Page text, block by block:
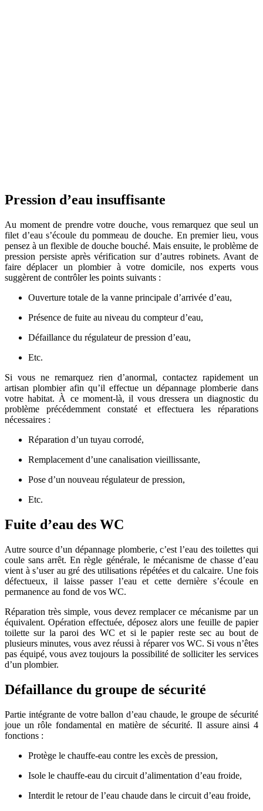
Pression d’eau insuffisante
Au moment de prendre votre douche, vous remarquez que seul un
filet d’eau s’écoule du pommeau de douche. En premier lieu, vous
pensez à un flexible de douche bouché. Mais ensuite, le problème de
pression persiste après vérification sur d’autres robinets. Avant de
faire déplacer un plombier à votre domicile, nos experts vous
suggèrent de contrôler les points suivants :
Ouverture totale de la vanne principale d’arrivée d’eau,
Présence de fuite au niveau du compteur d’eau,
Défaillance du régulateur de pression d’eau,
Etc.
Si vous ne remarquez rien d’anormal, contactez rapidement un
artisan plombier afin qu’il effectue un dépannage plomberie dans
votre habitat. À ce moment-là, il vous dressera un diagnostic du
problème précédemment constaté et effectuera les réparations
nécessaires :
Réparation d’un tuyau corrodé,
Remplacement d’une canalisation vieillissante,
Pose d’un nouveau régulateur de pression,
Etc.
Fuite d’eau des WC
Autre source d’un dépannage plomberie, c’est l’eau des toilettes qui
coule sans arrêt. En règle générale, le mécanisme de chasse d’eau
vient à s’user au gré des utilisations répétées et du calcaire. Une fois
défectueux, il laisse passer l’eau et cette dernière s’écoule en
permanence au fond de vos WC.
Réparation très simple, vous devez remplacer ce mécanisme par un
équivalent. Opération effectuée, déposez alors une feuille de papier
toilette sur la paroi des WC et si le papier reste sec au bout de
plusieurs minutes, vous avez réussi à réparer vos WC. Si vous n’êtes
pas équipé, vous avez toujours la possibilité de solliciter les services
d’un plombier.
Défaillance du groupe de sécurité
Partie intégrante de votre ballon d’eau chaude, le groupe de sécurité
joue un rôle fondamental en matière de sécurité. Il assure ainsi 4
fonctions :
Protège le chauffe-eau contre les excès de pression,
Isole le chauffe-eau du circuit d’alimentation d’eau froide,
Interdit le retour de l’eau chaude dans le circuit d’eau froide,